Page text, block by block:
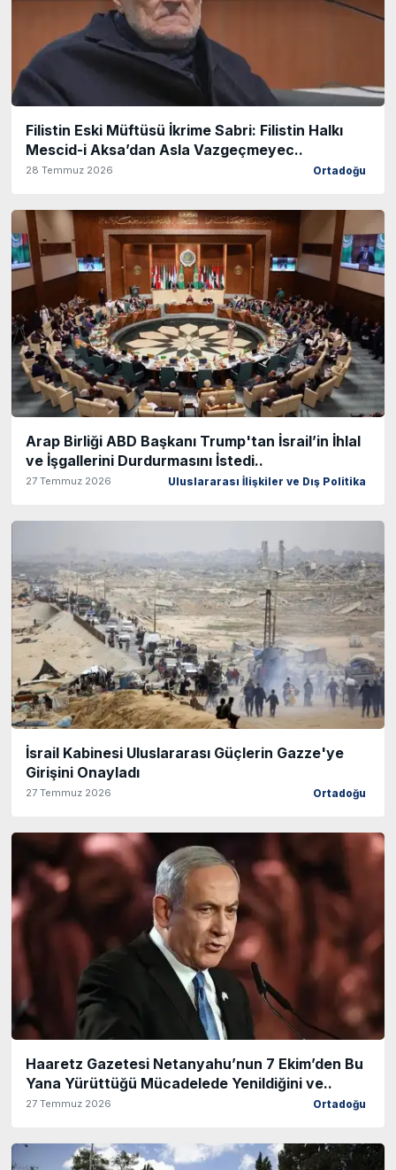
Filistin Eski Müftüsü İkrime Sabri: Filistin Halkı
Mescid-i Aksa’dan Asla Vazgeçmeyec..
28 Temmuz 2026 Ortadoğu
Arap Birliği ABD Başkanı Trump'tan İsrail’in İhlal
ve İşgallerini Durdurmasını İstedi..
27 Temmuz 2026 Uluslararası İlişkiler ve Dış Politika
İsrail Kabinesi Uluslararası Güçlerin Gazze'ye
Girişini Onayladı
27 Temmuz 2026 Ortadoğu
Haaretz Gazetesi Netanyahu’nun 7 Ekim’den Bu
Yana Yürüttüğü Mücadelede Yenildiğini ve..
27 Temmuz 2026 Ortadoğu